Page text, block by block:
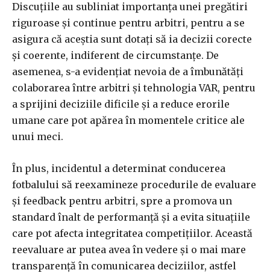
Discuțiile au subliniat importanța unei pregătiri
riguroase și continue pentru arbitri, pentru a se
asigura că aceștia sunt dotați să ia decizii corecte
și coerente, indiferent de circumstanțe. De
asemenea, s-a evidențiat nevoia de a îmbunătăți
colaborarea între arbitri și tehnologia VAR, pentru
a sprijini deciziile dificile și a reduce erorile
umane care pot apărea în momentele critice ale
unui meci.
În plus, incidentul a determinat conducerea
fotbalului să reexamineze procedurile de evaluare
și feedback pentru arbitri, spre a promova un
standard înalt de performanță și a evita situațiile
care pot afecta integritatea competițiilor. Această
reevaluare ar putea avea în vedere și o mai mare
transparență în comunicarea deciziilor, astfel